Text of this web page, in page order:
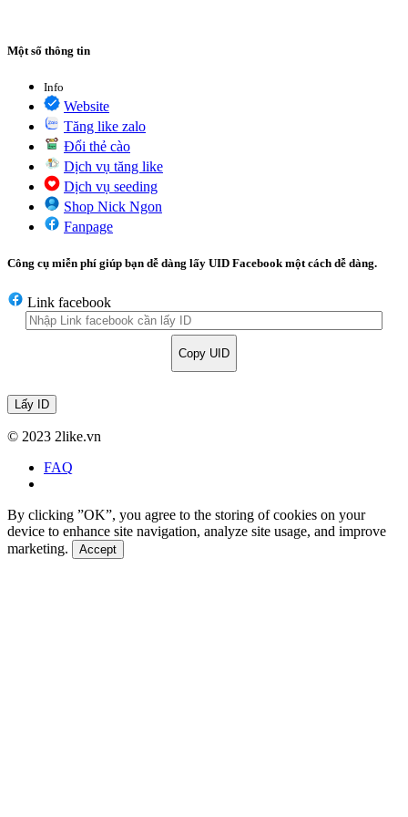
Một số thông tin
Info
Website
Tăng like zalo
Đổi thẻ cào
Dịch vụ tăng like
Dịch vụ seeding
Shop Nick Ngon
Fanpage
Công cụ miễn phí giúp bạn dễ dàng lấy UID Facebook một cách dễ dàng.
Link facebook
Copy UID
Lấy ID
© 2023 2like.vn
FAQ
By clicking ”OK”, you agree to the storing of cookies on your
device to enhance site navigation, analyze site usage, and improve
marketing.
Accept